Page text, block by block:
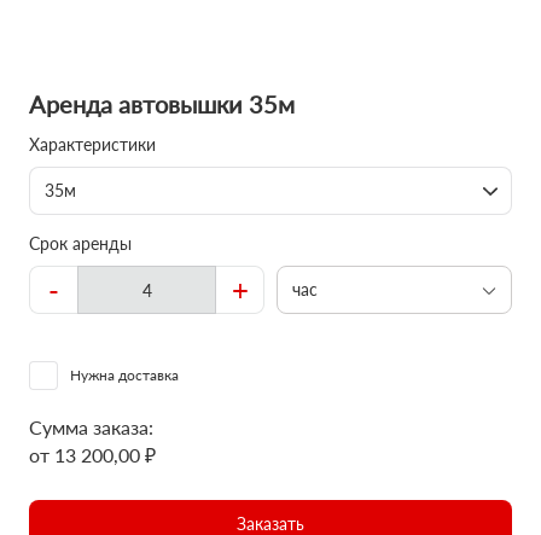
Аренда автовышки 35м
Характеристики
35м
Срок аренды
- + час
Нужна доставка
Сумма заказа:
от 13 200,00 ₽
Заказать